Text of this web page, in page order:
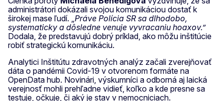
administrátori dokázali svojou komunikáciou dostať k
širokej mase ľudí. „Práve Polícia SR sa dlhodobo,
systematicky a dôsledne venuje vyvracaniu hoaxov.”
Dodala, že predstavujú dobrý príklad, ako môžu inštitúcie
robiť strategickú komunikáciu.
Analytici Inštitútu zdravotných analýz začali zverejňovať
dáta o pandémii Covid-19 v otvorenom formáte na
OpenData hub. Novinári, výskumníci a odborná aj laická
verejnosť mohli prehľadne vidieť, koľko a kde presne sa
testuje, očkuje, či aký je stav v nemocniciach.